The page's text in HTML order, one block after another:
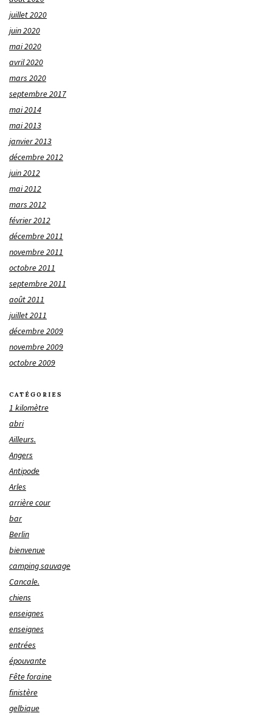
juillet 2020
juin 2020
mai 2020
avril 2020
mars 2020
septembre 2017
mai 2014
mai 2013
janvier 2013
décembre 2012
juin 2012
mai 2012
mars 2012
février 2012
décembre 2011
novembre 2011
octobre 2011
septembre 2011
août 2011
juillet 2011
décembre 2009
novembre 2009
octobre 2009
CATÉGORIES
1 kilomètre
abri
Ailleurs.
Angers
Antipode
Arles
arrière cour
bar
Berlin
bienvenue
camping sauvage
Cancale.
chiens
enseignes
enseignes
entrées
épouvante
Fête foraine
finistère
gelbique